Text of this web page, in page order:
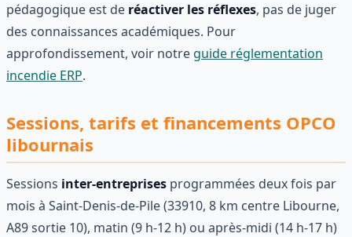
pédagogique est de réactiver les réflexes, pas de juger
des connaissances académiques. Pour
approfondissement, voir notreguide réglementation
incendie ERP.
Sessions, tarifs et financements OPCO
libournais
Sessions inter-entreprises programmées deux fois par
mois à Saint-Denis-de-Pile (33910, 8 km centre Libourne,
A89 sortie 10), matin (9 h-12 h) ou après-midi (14 h-17 h)